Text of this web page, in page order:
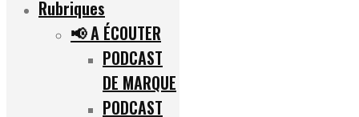
Rubriques
📢 A ÉCOUTER
PODCAST
DE MARQUE
PODCAST